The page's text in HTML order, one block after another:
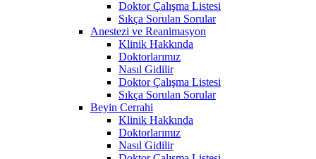
Doktor Çalışma Listesi
Sıkça Sorulan Sorular
Anestezi ve Reanimasyon
Klinik Hakkında
Doktorlarımız
Nasıl Gidilir
Doktor Çalışma Listesi
Sıkça Sorulan Sorular
Beyin Cerrahi
Klinik Hakkında
Doktorlarımız
Nasıl Gidilir